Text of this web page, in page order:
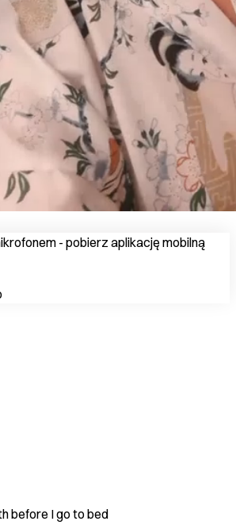
- pobierz aplikację mobilną
before I go to bed